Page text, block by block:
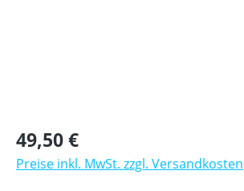
Regulärer Preis:
49,50 €
Preise inkl. MwSt. zzgl. Versandkosten